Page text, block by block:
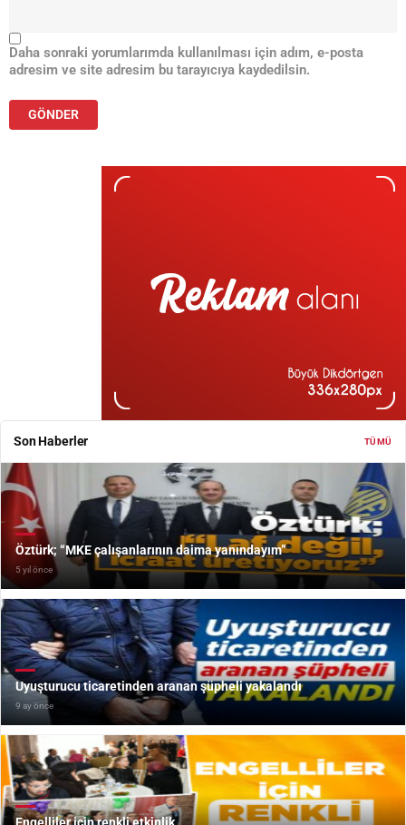
Daha sonraki yorumlarımda kullanılması için adım, e-posta
adresim ve site adresim bu tarayıcıya kaydedilsin.
Son Haberler TÜMÜ
Öztürk; “MKE çalışanlarının daima yanındayım”
5 yıl önce
Uyuşturucu ticaretinden aranan şüpheli yakalandı
9 ay önce